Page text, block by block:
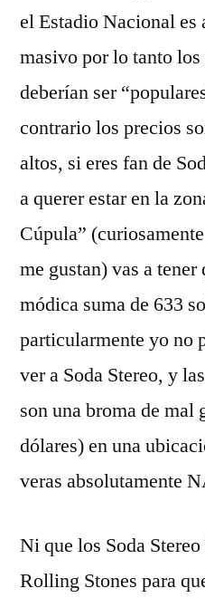
el Estadio Nacional es
masivo por lo tanto
deberían ser
contrario los precios
altos, si eres fan de
a querer estar en la
Cúpula”
me gustan) vas a
módica suma de 633
particularmente yo no
ver a Soda Stereo, y
son una broma de mal
dólares) en una
veras absolutamente
Ni que los Soda
Rolling Stones para